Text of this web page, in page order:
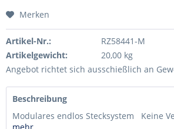
Merken
Artikel-Nr.:
RZ58441-M
Artikelgewicht:
20,00 kg
Angebot richtet sich ausschießlich an
Beschreibung
Modulares endlos Stecksystem Keine